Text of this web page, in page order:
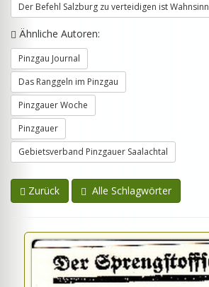
Der Befehl Salzburg zu verteidigen ist Wahnsinn
Ähnliche Autoren:
Pinzgau Journal
Das Ranggeln im Pinzgau
Pinzgauer Woche
Pinzgauer
Gebietsverband Pinzgauer Saalachtal
Zurück Alle Schlagwörter